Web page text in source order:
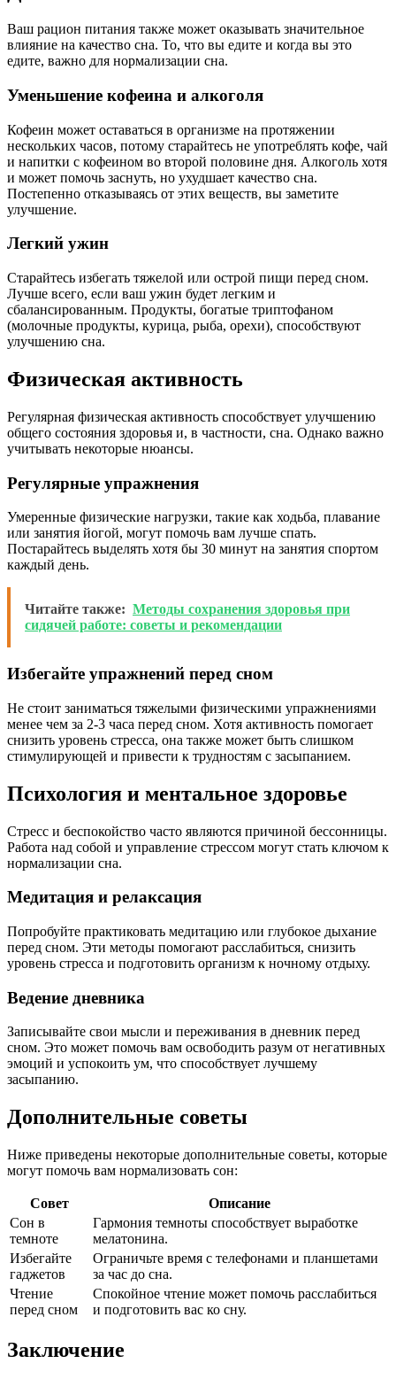
Ваш рацион питания также может оказывать значительное
влияние на качество сна. То, что вы едите и когда вы это
едите, важно для нормализации сна.
Уменьшение кофеина и алкоголя
Кофеин может оставаться в организме на протяжении
нескольких часов, потому старайтесь не употреблять кофе, чай
и напитки с кофеином во второй половине дня. Алкоголь хотя
и может помочь заснуть, но ухудшает качество сна.
Постепенно отказываясь от этих веществ, вы заметите
улучшение.
Легкий ужин
Старайтесь избегать тяжелой или острой пищи перед сном.
Лучше всего, если ваш ужин будет легким и
сбалансированным. Продукты, богатые триптофаном
(молочные продукты, курица, рыба, орехи), способствуют
улучшению сна.
Физическая активность
Регулярная физическая активность способствует улучшению
общего состояния здоровья и, в частности, сна. Однако важно
учитывать некоторые нюансы.
Регулярные упражнения
Умеренные физические нагрузки, такие как ходьба, плавание
или занятия йогой, могут помочь вам лучше спать.
Постарайтесь выделять хотя бы 30 минут на занятия спортом
каждый день.
Читайте также: Методы сохранения здоровья при
сидячей работе: советы и рекомендации
Избегайте упражнений перед сном
Не стоит заниматься тяжелыми физическими упражнениями
менее чем за 2-3 часа перед сном. Хотя активность помогает
снизить уровень стресса, она также может быть слишком
стимулирующей и привести к трудностям с засыпанием.
Психология и ментальное здоровье
Стресс и беспокойство часто являются причиной бессонницы.
Работа над собой и управление стрессом могут стать ключом к
нормализации сна.
Медитация и релаксация
Попробуйте практиковать медитацию или глубокое дыхание
перед сном. Эти методы помогают расслабиться, снизить
уровень стресса и подготовить организм к ночному отдыху.
Ведение дневника
Записывайте свои мысли и переживания в дневник перед
сном. Это может помочь вам освободить разум от негативных
эмоций и успокоить ум, что способствует лучшему
засыпанию.
Дополнительные советы
Ниже приведены некоторые дополнительные советы, которые
могут помочь вам нормализовать сон:
Совет
Описание
Сон в
темноте
Гармония темноты способствует выработке
мелатонина.
Избегайте
гаджетов
Ограничьте время с телефонами и планшетами
за час до сна.
Чтение
перед сном
Спокойное чтение может помочь расслабиться
и подготовить вас ко сну.
Заключение